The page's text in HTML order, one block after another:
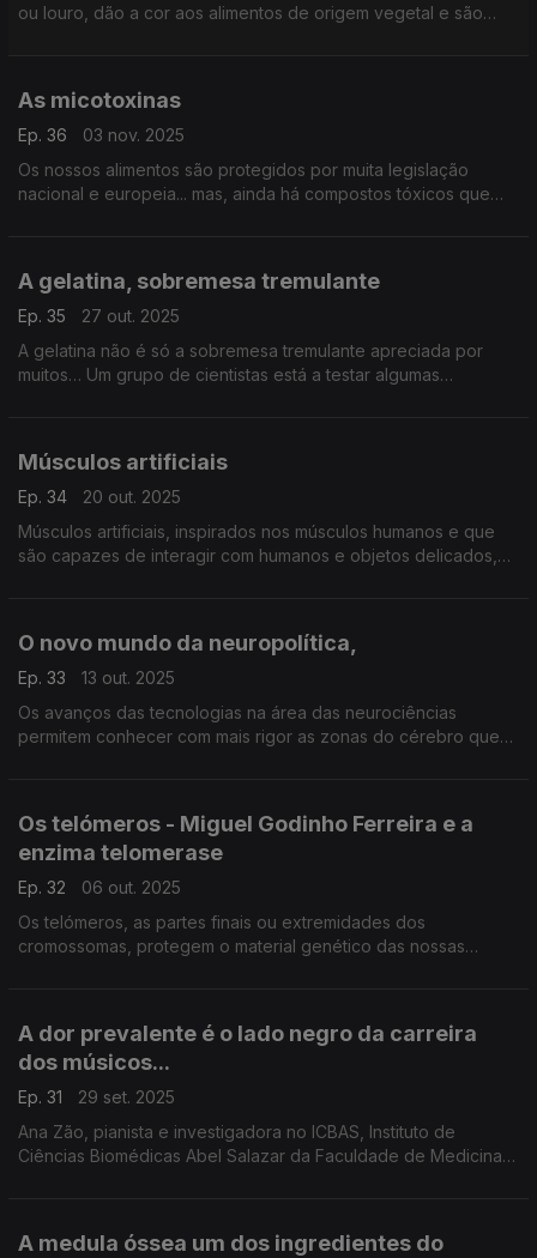
ou louro, dão a cor aos alimentos de origem vegetal e são
As micotoxinas
Ep. 36
03 nov. 2025
Os nossos alimentos são protegidos por muita legislação
nacional e europeia... mas, ainda há compostos tóxicos que
A gelatina, sobremesa tremulante
Ep. 35
27 out. 2025
A gelatina não é só a sobremesa tremulante apreciada por
muitos… Um grupo de cientistas está a testar algumas
Músculos artificiais
Ep. 34
20 out. 2025
Músculos artificiais, inspirados nos músculos humanos e que
são capazes de interagir com humanos e objetos delicados,
O novo mundo da neuropolítica,
Ep. 33
13 out. 2025
Os avanços das tecnologias na área das neurociências
permitem conhecer com mais rigor as zonas do cérebro que
Os telómeros - Miguel Godinho Ferreira e a
enzima telomerase
Ep. 32
06 out. 2025
Os telómeros, as partes finais ou extremidades dos
cromossomas, protegem o material genético das nossas
A dor prevalente é o lado negro da carreira
dos músicos...
Ep. 31
29 set. 2025
Ana Zão, pianista e investigadora no ICBAS, Instituto de
Ciências Biomédicas Abel Salazar da Faculdade de Medicina
A medula óssea um dos ingredientes do